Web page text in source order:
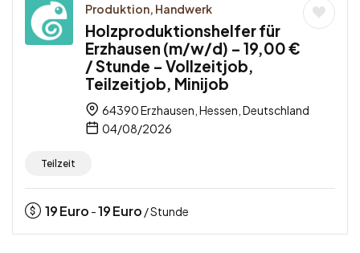
Produktion, Handwerk
Holzproduktionshelfer für
Erzhausen (m/w/d) – 19,00 €
/ Stunde – Vollzeitjob,
Teilzeitjob, Minijob
64390 Erzhausen, Hessen, Deutschland
04/08/2026
Teilzeit
19Euro -19Euro / Stunde